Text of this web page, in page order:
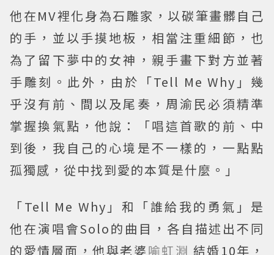
他在MV裡化身為石雕家，以碳筆畫髒自己
的手，並以手摸地板，相當注重細節，也
為了留下夢中的女神，親手畫下對方並著
手雕刻。此外，由於「Tell Me Why」幾
乎沒有前、間以及尾奏，周渝民必須精準
掌握換氣點，他說：「唱這首歌的前、中
到後，我自己的心境是不一樣的，一點點
孤獨感，從中找到愛的本質是什麼。」
「Tell Me Why」和「誰給我的勇氣」是
他在演唱會Solo的曲目，各自描述出不同
的愛情層面，他與老婆喻虹淵 結婚10年，